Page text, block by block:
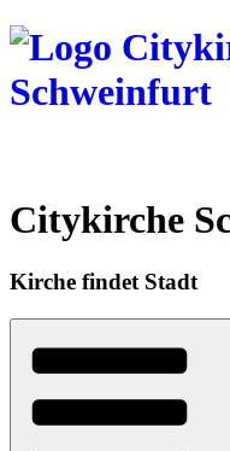
Direkt
zum
Inhalt
Citykirche
Kirche findet Stadt